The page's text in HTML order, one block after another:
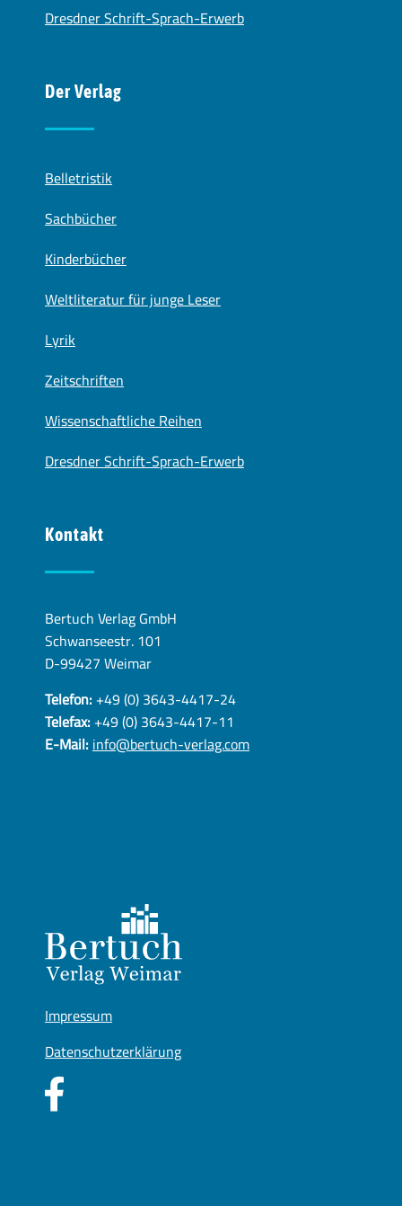
Dresdner Schrift-Sprach-Erwerb
Der Verlag
Belletristik
Sachbücher
Kinderbücher
Weltliteratur für junge Leser
Lyrik
Zeitschriften
Wissenschaftliche Reihen
Dresdner Schrift-Sprach-Erwerb
Kontakt
Bertuch Verlag GmbH
Schwanseestr. 101
D-99427 Weimar
Telefon:+49 (0) 3643-4417-24
Telefax:+49 (0) 3643-4417-11
E-Mail:info@bertuch-verlag.com
Impressum
Datenschutzerklärung